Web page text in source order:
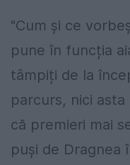
"Cum și ce
pune în funcția
tâmpiți de la
parcurs, nici
că premieri mai
puși de Dragnea